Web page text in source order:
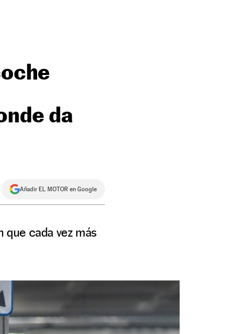
da
Añadir EL MOTOR en Google
cada vez más